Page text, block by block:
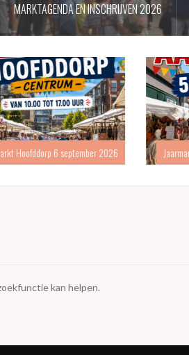
MARKTAGENDA EN INSCHRIJVEN 2026
2026 Jaarmarkt van Aalsmeer op
kan helpen.